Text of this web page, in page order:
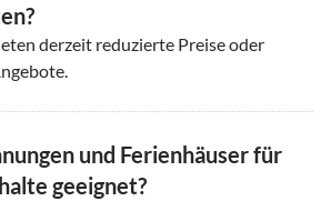
derzeit reduzierte Preise oder
und Ferienhäuser für
geeignet?